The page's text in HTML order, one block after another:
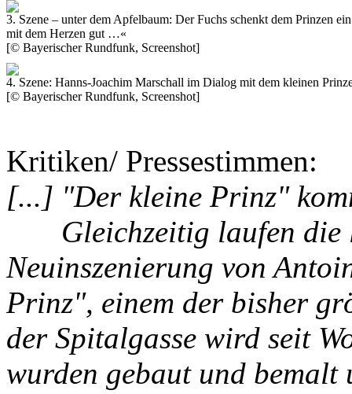
3. Szene – unter dem Apfelbaum: Der Fuchs schenkt dem Prinzen
mit dem Herzen gut …«
[© Bayerischer Rundfunk, Screenshot]
4. Szene: Hanns-Joachim Marschall im Dialog mit dem kleinen
[© Bayerischer Rundfunk, Screenshot]
Kritiken/ Pressestimmen:
[...] "Der kleine Prinz"
Gleichzeitig laufen die
Neuinszenierung von
Prinz", einem der bisher
der Spitalgasse wird seit
wurden gebaut und bemalt